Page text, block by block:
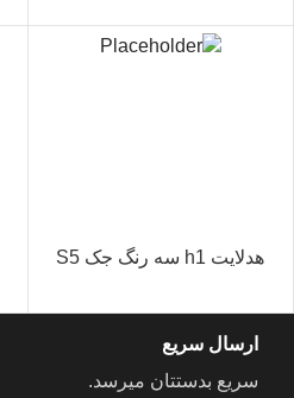
هدلایت h1 سه رنگ جک S5
ارسال سریع
سریع بدستتان میرسد.